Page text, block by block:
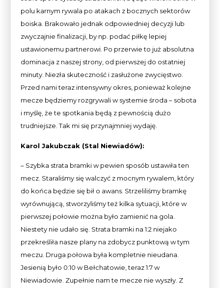
polu karnym rywala po atakach z bocznych sektorów
boiska. Brakowało jednak odpowiedniej decyzji lub
zwyczajnie finalizacji, by np. podać piłkę lepiej
ustawionemu partnerowi. Po przerwie to już absolutna
dominacja z naszej strony, od pierwszej do ostatniej
minuty. Niezła skuteczność i zasłużone zwycięstwo.
Przed nami teraz intensywny okres, ponieważ kolejne
mecze będziemy rozgrywali w systemie środa – sobota
i myślę, że te spotkania będą z pewnością dużo
trudniejsze. Tak mi się przynajmniej wydaję.
Karol Jakubczak (Stal Niewiadów):
– Szybka strata bramki w pewien sposób ustawiła ten
mecz. Staraliśmy się walczyć z mocnym rywalem, który
do końca będzie się bił o awans. Strzeliliśmy bramkę
wyrównującą, stworzyliśmy też kilka sytuacji, które w
pierwszej połowie można było zamienić na gola.
Niestety nie udało się. Strata bramki na 1:2 niejako
przekreśliła nasze plany na zdobycz punktową w tym
meczu. Druga połowa była kompletnie nieudana.
Jesienią było 0:10 w Bełchatowie, teraz 1:7 w
Niewiadowie. Zupełnie nam te mecze nie wyszły. Z